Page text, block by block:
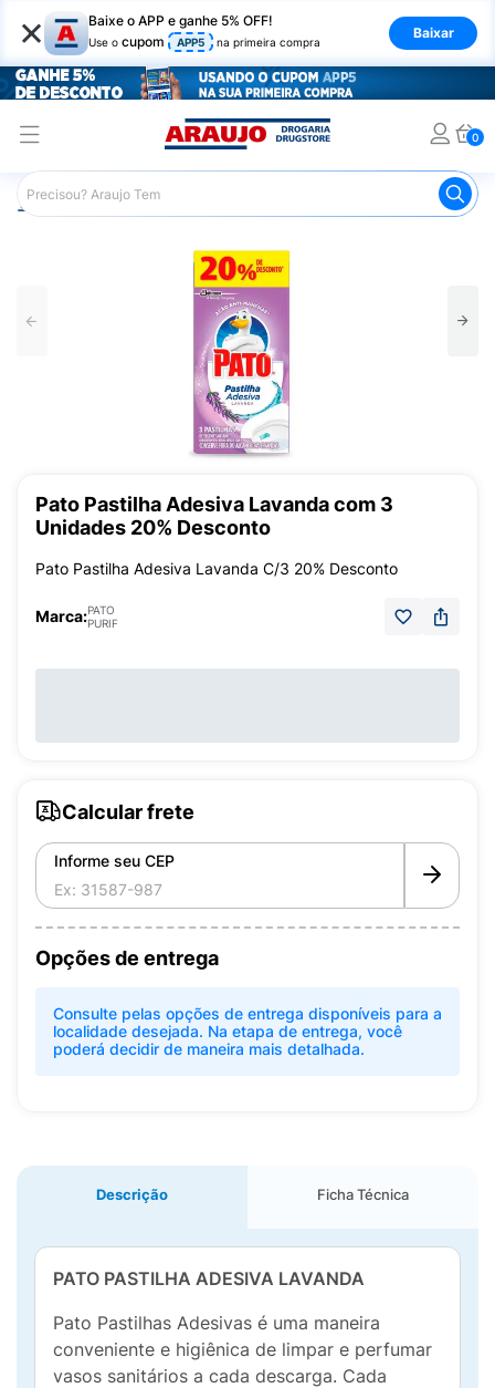
× Baixe o APP e ganhe 5% OFF!
Use o cupom APP5 na primeira compra
Baixar
0
Araujo Mercado Banheiro
Pato Pastilha Adesiva Lavanda com 3
Unidades 20% Desconto
Pato Pastilha Adesiva Lavanda C/3 20% Desconto
Marca:PATO
PURIF
Calcular frete
Informe seu CEP
Opções de entrega
Consulte pelas opções de entrega disponíveis para a
localidade desejada. Na etapa de entrega, você
poderá decidir de maneira mais detalhada.
Descrição Ficha Técnica
PATO PASTILHA ADESIVA LAVANDA
Pato Pastilhas Adesivas é uma maneira
conveniente e higiênica de limpar e perfumar
vasos sanitários a cada descarga. Cada